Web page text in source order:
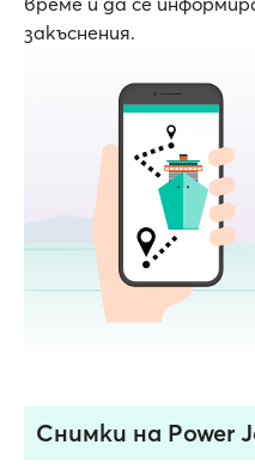
закъснения.
Снимки на Power